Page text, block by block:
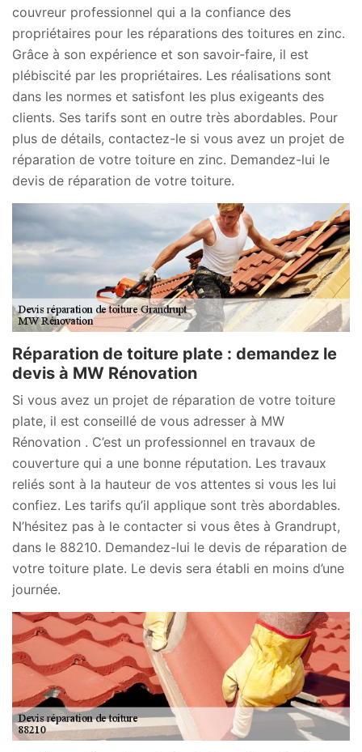
couvreur professionnel qui a la confiance des
propriétaires pour les réparations des toitures en zinc.
Grâce à son expérience et son savoir-faire, il est
plébiscité par les propriétaires. Les réalisations sont
dans les normes et satisfont les plus exigeants des
clients. Ses tarifs sont en outre très abordables. Pour
plus de détails, contactez-le si vous avez un projet de
réparation de votre toiture en zinc. Demandez-lui le
devis de réparation de votre toiture.
Réparation de toiture plate : demandez le
devis à MW Rénovation
Si vous avez un projet de réparation de votre toiture
plate, il est conseillé de vous adresser à MW
Rénovation . C’est un professionnel en travaux de
couverture qui a une bonne réputation. Les travaux
reliés sont à la hauteur de vos attentes si vous les lui
confiez. Les tarifs qu’il applique sont très abordables.
N’hésitez pas à le contacter si vous êtes à Grandrupt,
dans le 88210. Demandez-lui le devis de réparation de
votre toiture plate. Le devis sera établi en moins d’une
journée.